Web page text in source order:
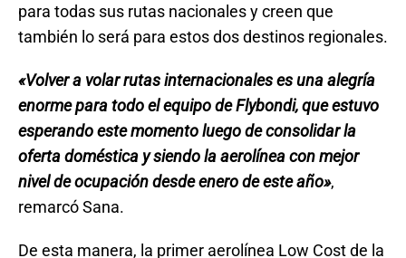
para todas sus rutas nacionales y creen que
también lo será para estos dos destinos regionales.
«Volver a volar rutas internacionales es una alegría
enorme para todo el equipo de Flybondi, que estuvo
esperando este momento luego de consolidar la
oferta doméstica y siendo la aerolínea con mejor
nivel de ocupación desde enero de este año»,
remarcó Sana.
De esta manera, la primer aerolínea Low Cost de la